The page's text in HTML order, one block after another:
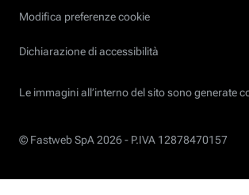
Modifica preferenze cookie
Dichiarazione di accessibilità
Le immagini all’interno del sito sono generate
© Fastweb SpA 2026 - P.IVA 12878470157